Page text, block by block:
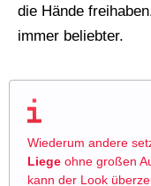
die Hände
immer beliebter.
Wiederum andere
Liege ohne großen
kann der Look